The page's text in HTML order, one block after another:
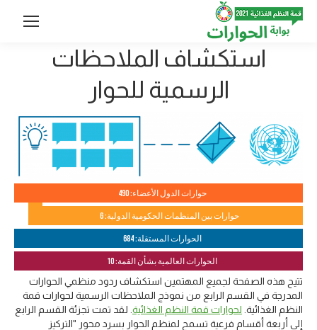
استكشاف الملاحظات
الرسمية للحوار
حوارات الدول الأعضاء: 490
حوارات بين المنظمات الحكومية الدولية: 6
الحوارات المستقلة: 684
الحوارات العالمية بشأن القمة: 10
تتيح هذه الصفحة لجميع المهتمين استكشاف ردود منظمي الحوارات
المدرجة في القسم الرابع من نموذج الملاحظات الرسمية لحوارات قمة
النظم الغذائية. لحوارات قمة النظم الغذائية . لقد تمت تجزئة القسم الرابع
إلى أربعة أقسام فرعية تسمح لمنظم الحوار بسرد محور "التركيز